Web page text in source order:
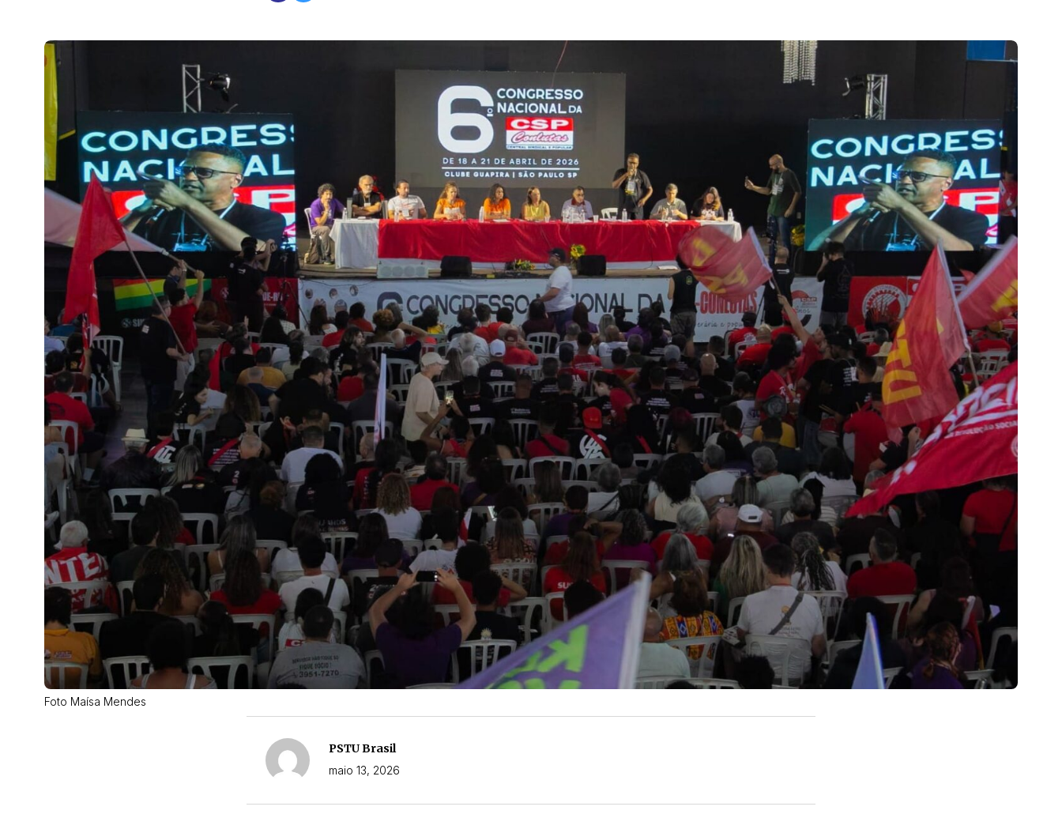
Foto Maísa Mendes
PSTU Brasil
maio 13, 2026